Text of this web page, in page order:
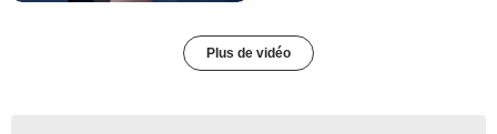
Plus de vidéo